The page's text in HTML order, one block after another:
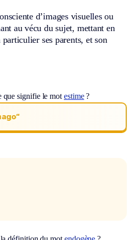
d’images visuelles ou
au vécu du sujet, mettant en
particulier ses parents, et son
que signifie le mot estime?